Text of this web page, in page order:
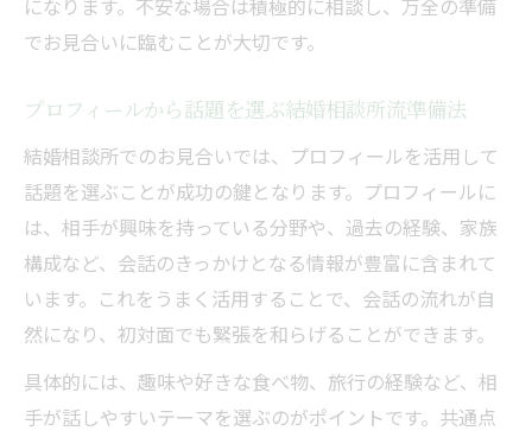
になります。不安な場合は積極的に相談し、万全の準備
でお見合いに臨むことが大切です。
プロフィールから話題を選ぶ結婚相談所流準備法
結婚相談所でのお見合いでは、プロフィールを活用して
話題を選ぶことが成功の鍵となります。プロフィールに
は、相手が興味を持っている分野や、過去の経験、家族
構成など、会話のきっかけとなる情報が豊富に含まれて
います。これをうまく活用することで、会話の流れが自
然になり、初対面でも緊張を和らげることができます。
具体的には、趣味や好きな食べ物、旅行の経験など、相
手が話しやすいテーマを選ぶのがポイントです。共通点